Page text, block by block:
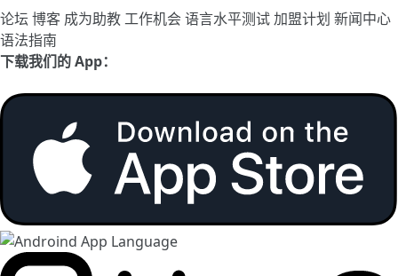
论坛 博客 成为助教工作机会语言水平测试加盟计划 新闻中心
语法指南
下载我们的 App：